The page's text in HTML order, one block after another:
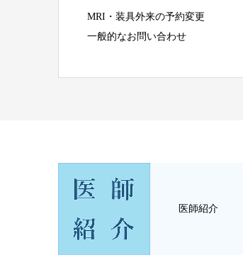
MRI・装具外来の予約変更
一般的なお問い合わせ
医師紹介